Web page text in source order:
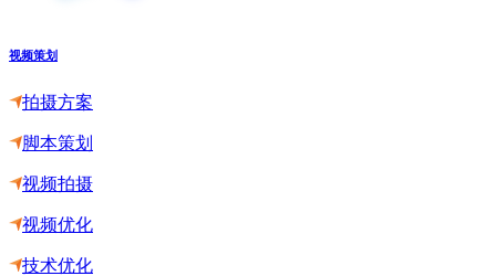
视频策划
拍摄方案
脚本策划
视频拍摄
视频优化
技术优化